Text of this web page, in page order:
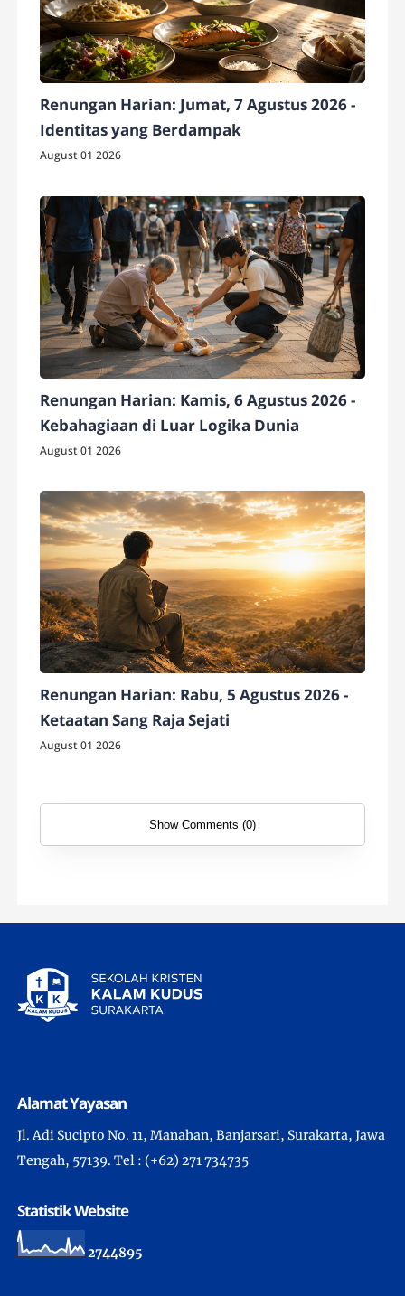
Renungan Harian: Jumat, 7 Agustus 2026 -
Identitas yang Berdampak
August 01 2026
Renungan Harian: Kamis, 6 Agustus 2026 -
Kebahagiaan di Luar Logika Dunia
August 01 2026
Renungan Harian: Rabu, 5 Agustus 2026 -
Ketaatan Sang Raja Sejati
August 01 2026
Show Comments (0)
Alamat Yayasan
Jl. Adi Sucipto No. 11, Manahan, Banjarsari, Surakarta, Jawa
Tengah, 57139. Tel : (+62) 271 734735
Statistik Website
2744895